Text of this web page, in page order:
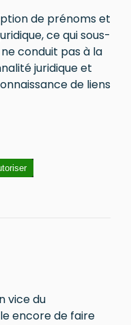
de prénoms et
ce qui sous-
conduit pas à la
juridique et
de liens
vice du
encore de faire